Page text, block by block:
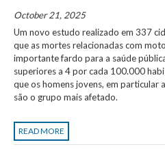
October 21, 2025
Um novo estudo realizado em 337
que as mortes relacionadas com
importante fardo para a saúde
superiores a 4 por cada 100.000
que os homens jovens, em particular
são o grupo mais afetado.
READ MORE